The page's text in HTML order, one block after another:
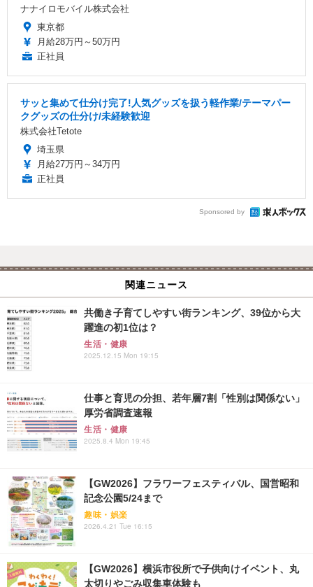
ナナイロモバイル株式会社
東京都
月給28万円～50万円
正社員
サッと集めて仕分け完了!人気グッズを扱う軽作業/テーマパー
クグッズの仕分け/未経験歓迎
株式会社Tetote
埼玉県
月給27万円～34万円
正社員
Sponsored by
関連ニュース
共働き子育てしやすい街ランキング、39位から大
躍進の初1位は？
生活・健康
2025.12.15 Mon 19:15
仕事と育児の分担、若年層7割「性別は関係ない」
厚労省調査速報
生活・健康
2025.8.4 Mon 19:45
【GW2026】フラワーフェスティバル、国営昭和
記念公園5/24まで
趣味・娯楽
2026.4.21 Tue 16:15
【GW2026】横浜市役所で子供向けイベント、丸
太切りやごみ収集車体験も